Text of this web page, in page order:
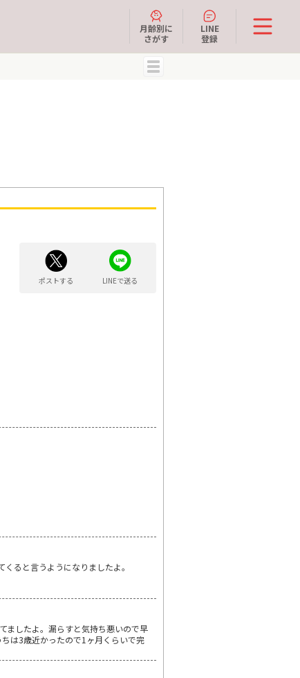
月齢別に
さがす
LINE
登録
ポストする LINEで送る
ると言うようになりましたよ。
ましたよ。漏らすと気持ち悪いので早
は3歳近かったので1ヶ月くらいで完